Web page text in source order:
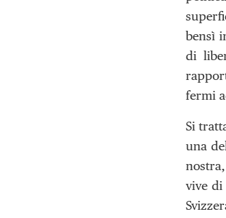
bensì
di
fermi
Si
una
vive di